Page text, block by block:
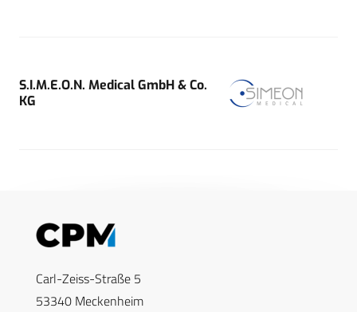
S.I.M.E.O.N. Medical GmbH & Co.
KG
Carl-Zeiss-Straße 5
53340 Meckenheim